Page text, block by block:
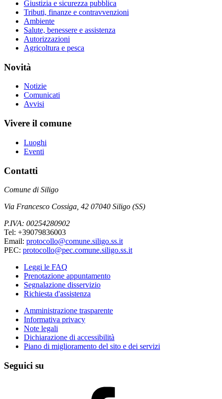
Giustizia e sicurezza pubblica
Tributi, finanze e contravvenzioni
Ambiente
Salute, benessere e assistenza
Autorizzazioni
Agricoltura e pesca
Novità
Notizie
Comunicati
Avvisi
Vivere il comune
Luoghi
Eventi
Contatti
Comune di Siligo
Via Francesco Cossiga, 42 07040 Siligo (SS)
P.IVA: 00254280902
Tel: +39079836003
Email: protocollo@comune.siligo.ss.it
PEC: protocollo@pec.comune.siligo.ss.it
Leggi le FAQ
Prenotazione appuntamento
Segnalazione disservizio
Richiesta d'assistenza
Amministrazione trasparente
Informativa privacy
Note legali
Dichiarazione di accessibilità
Piano di miglioramento del sito e dei servizi
Seguici su